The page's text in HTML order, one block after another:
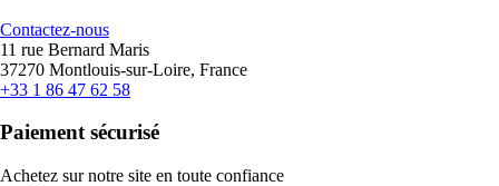
Contactez-nous
11 rue Bernard Maris
37270 Montlouis-sur-Loire, France
+33 1 86 47 62 58
Paiement sécurisé
Achetez sur notre site en toute confiance